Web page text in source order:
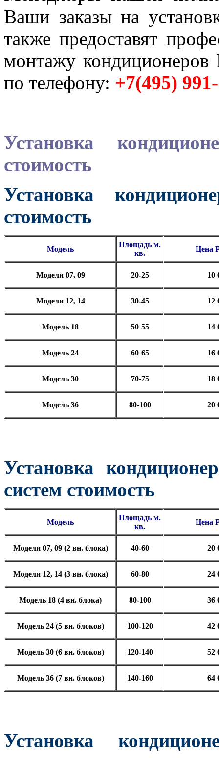
Ваши заказы на
также предоставят
монтажу
по телефону: +7(495)
Установка
стоимость
Установка
стоимость
Модель
Площадь м.
кв.
Цена
Модели 07, 09 20-25 10
Модели 12, 14 30-45 12
Модель 18 50-55 14
Модель 24 60-65 16
Модель 30 70-75 18
Модель 36 80-100 20
Установка
систем стоимость
Модель
Площадь м.
кв.
Цена
Модели 07, 09 (2 вн. блока) 40-60 20
Модели 12, 14 (3 вн. блока) 60-80 24
Модель 18 (4 вн. блока) 80-100 36
Модель 24 (5 вн. блоков) 100-120 42
Модель 30 (6 вн. блоков) 120-140 52
Модель 36 (7 вн. блоков) 140-160 64
Установка